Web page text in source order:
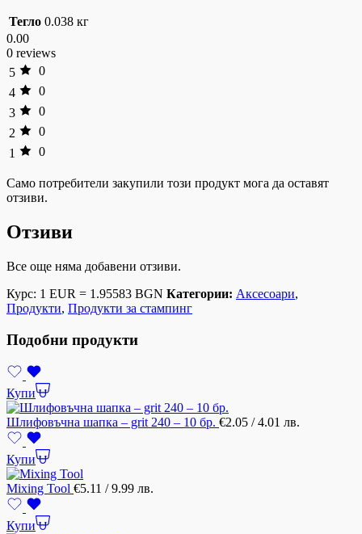
Тегло 0.038 кг
0.00
0 reviews
5
0
4
0
3
0
2
0
1
0
Само потребители закупили този продукт мога да оставят
отзиви.
Отзиви
Все още няма добавени отзиви.
Курс: 1 EUR = 1.95583 BGN Категории: Аксесоари,
Продукти, Продукти за стампинг
Подобни продукти
Купи
Шлифовъчна шапка – grit 240 – 10 бр. €2.05 / 4.01 лв.
Купи
Mixing Tool €5.11 / 9.99 лв.
Купи